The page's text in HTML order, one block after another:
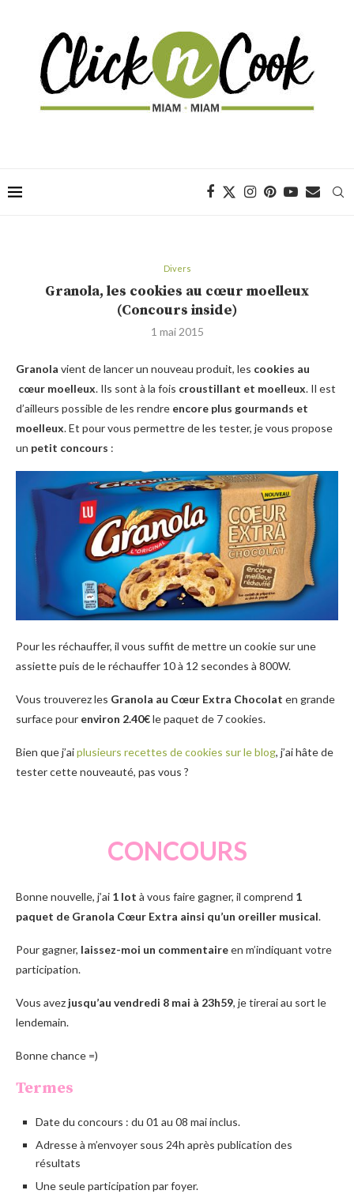
Divers
Granola, les cookies au cœur moelleux
(Concours inside)
1 mai 2015
Granola vient de lancer un nouveau produit, les cookies au
cœur moelleux. Ils sont à la fois croustillant et moelleux. Il est
d’ailleurs possible de les rendre encore plus gourmands et
moelleux. Et pour vous permettre de les tester, je vous propose
un petit concours :
Pour les réchauffer, il vous suffit de mettre un cookie sur une
assiette puis de le réchauffer 10 à 12 secondes à 800W.
Vous trouverez les Granola au Cœur Extra Chocolat en grande
surface pour environ 2.40€le paquet de 7 cookies.
Bien que j’aiplusieurs recettes de cookies sur le blog, j’ai hâte de
tester cette nouveauté, pas vous ?
CONCOURS
Bonne nouvelle, j’ai 1 lot à vous faire gagner, il comprend 1
paquet de Granola Cœur Extra ainsi qu’un oreiller musical.
Pour gagner, laissez-moi un commentaireen m’indiquant votre
participation.
Vous avez jusqu’au vendredi 8 mai à 23h59, je tirerai au sort le
lendemain.
Bonne chance =)
Termes
Date du concours : du 01 au 08 mai inclus.
Adresse à m’envoyer sous 24h après publication des
résultats
Une seule participation par foyer.